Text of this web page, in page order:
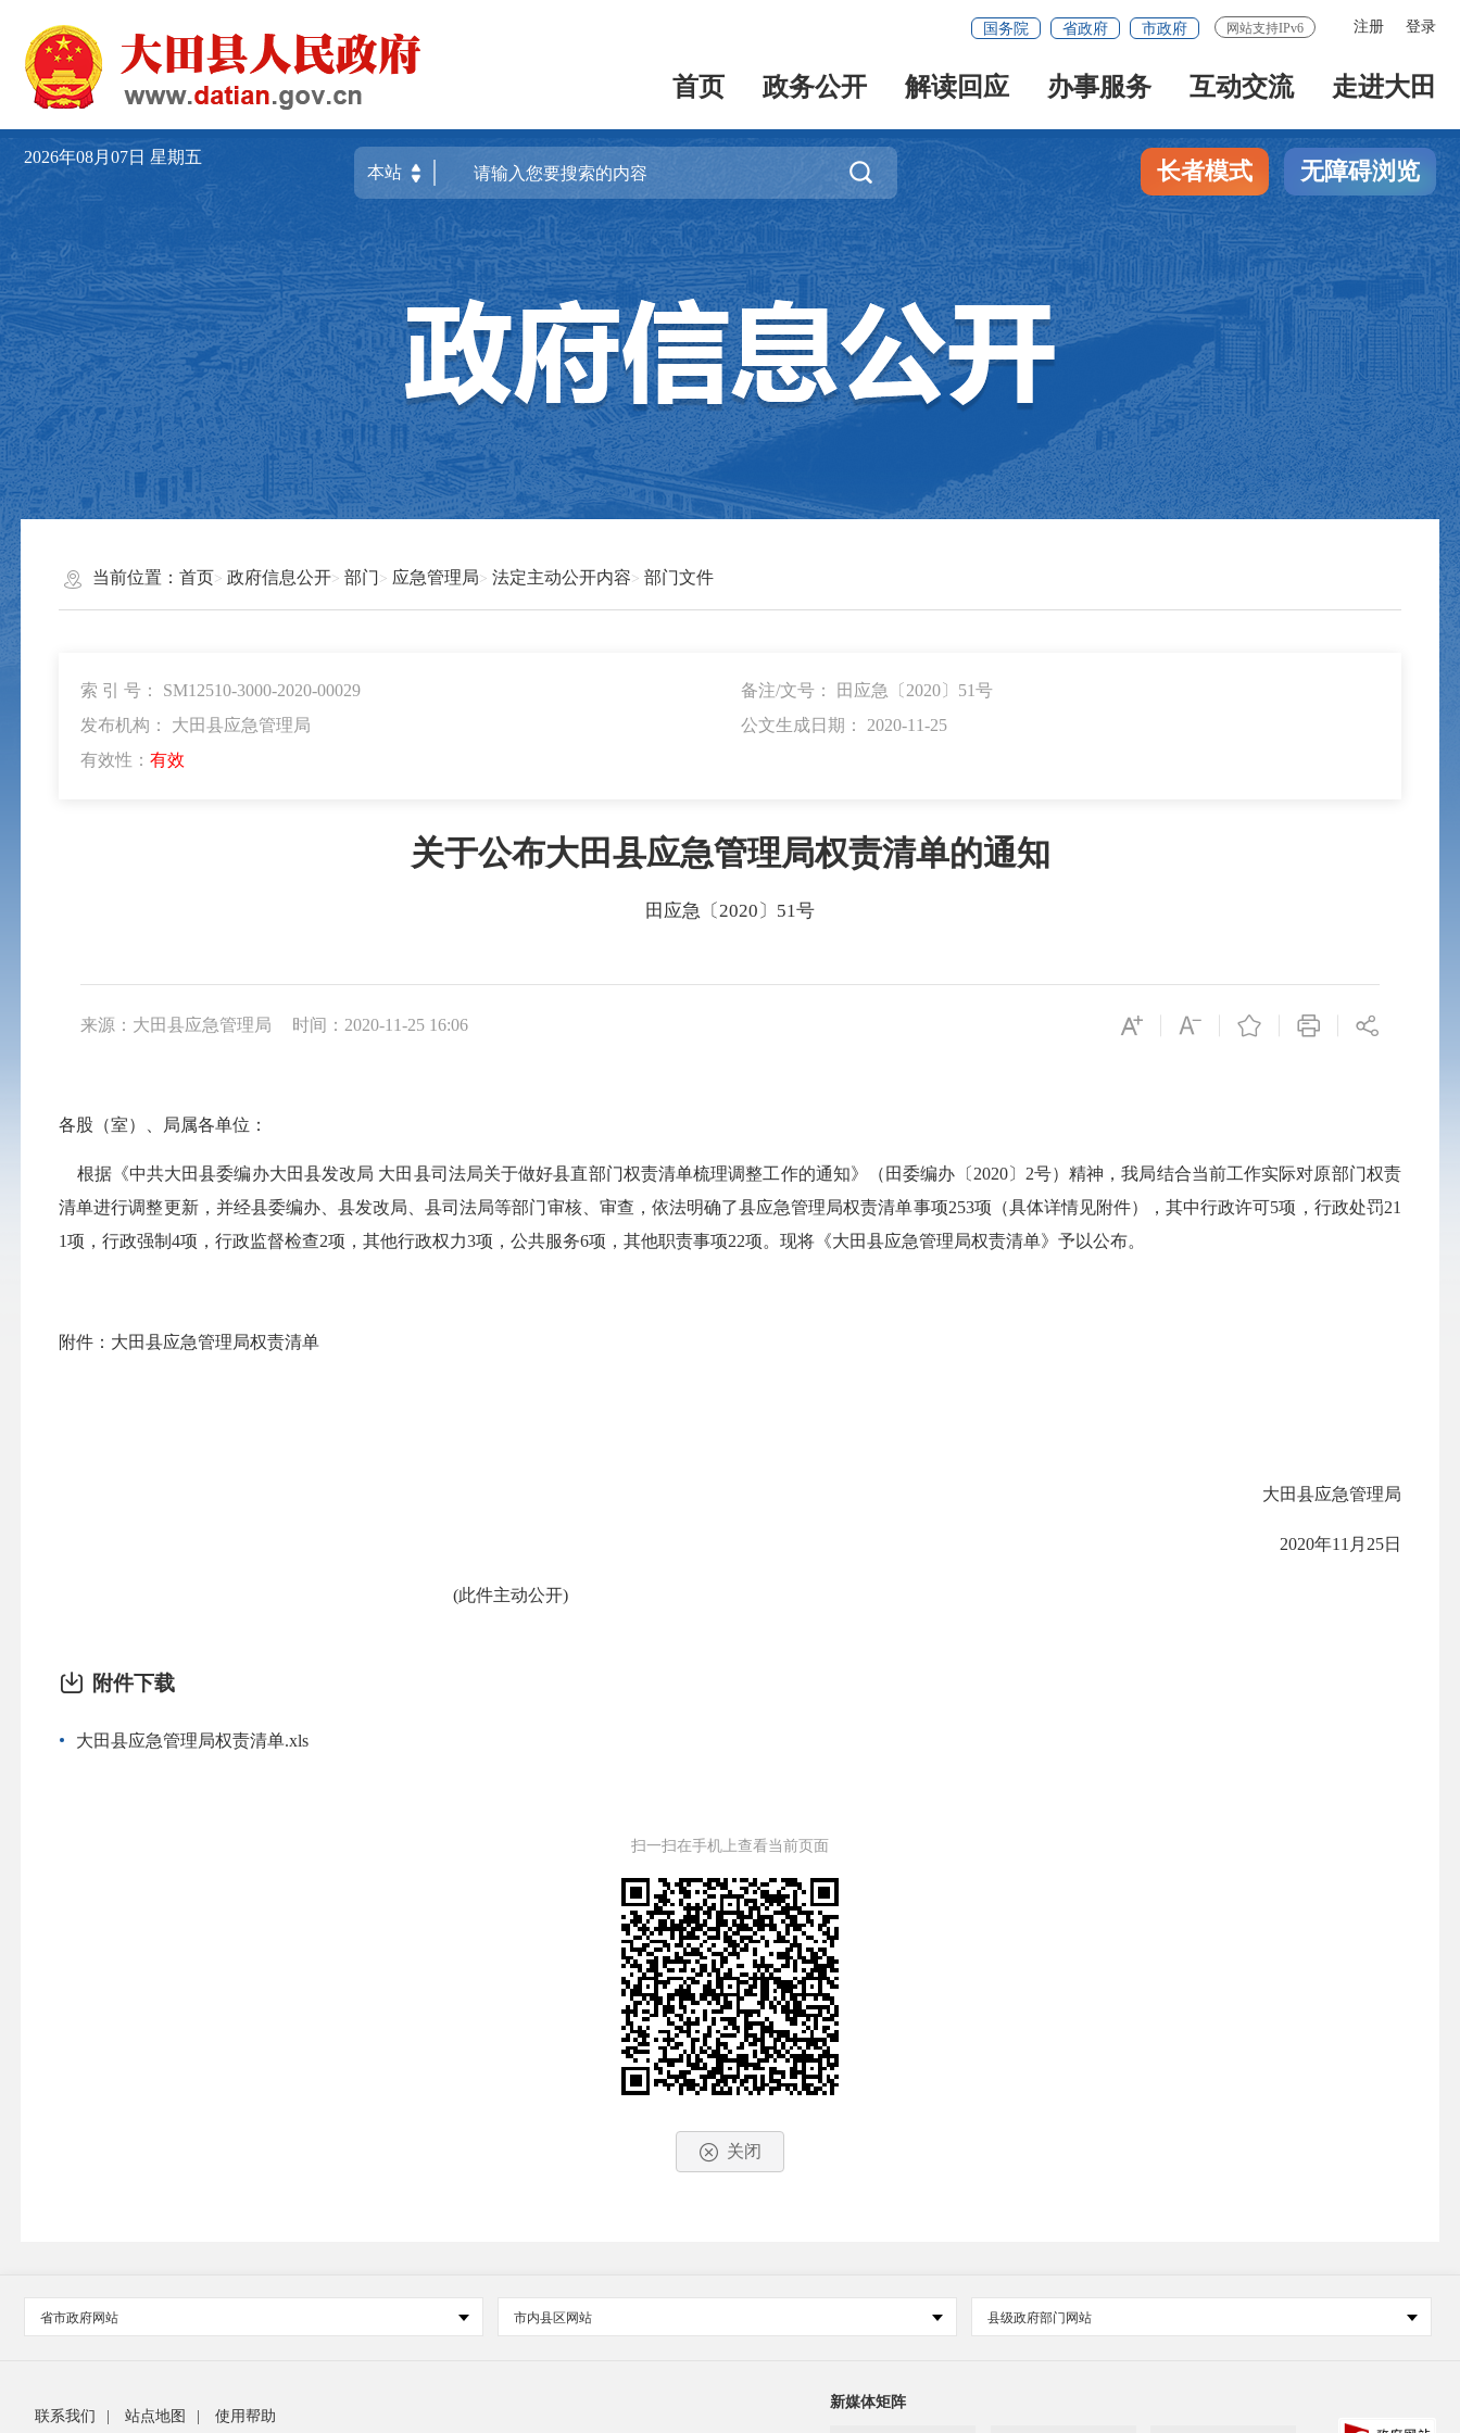
注册 登录
国务院 省政府 市政府 网站支持IPv6
首页 政务公开 解读回应 办事服务 互动交流 走进大田
2026年08月07日 星期五
 长者模式 无障碍浏览
当前位置： 首页 政府信息公开 部门 应急管理局 法定主动公开内容 部门文件
索 引 号： SM12510-3000-2020-00029
备注/文号： 田应急〔2020〕51号
发布机构： 大田县应急管理局
公文生成日期： 2020-11-25
有效性： 有效
关于公布大田县应急管理局权责清单的通知
田应急〔2020〕51号
来源：大田县应急管理局 时间：2020-11-25 16:06
各股（室）、局属各单位：
根据《中共大田县委编办大田县发改局 大田县司法局关于做好县直部门权责清单梳理调整工作的通知》（田委编办〔2020〕2号）精神，我局结合当前工作实际对原部门权责
清单进行调整更新，并经县委编办、县发改局、县司法局等部门审核、审查，依法明确了县应急管理局权责清单事项253项（具体详情见附件），其中行政许可5项，行政处罚21
1项，行政强制4项，行政监督检查2项，其他行政权力3项，公共服务6项，其他职责事项22项。现将《大田县应急管理局权责清单》予以公布。
附件：大田县应急管理局权责清单
大田县应急管理局
2020年11月25日
(此件主动公开)
附件下载
大田县应急管理局权责清单.xls
扫一扫在手机上查看当前页面
关闭
省市政府网站 市内县区网站 县级政府部门网站
联系我们 站点地图 使用帮助
新媒体矩阵